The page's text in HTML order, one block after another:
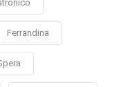
Ferrandina